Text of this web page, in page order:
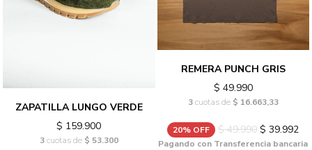
ZAPATILLA LUNGO VERDE
$ 159.900
3cuotas de $ 53.300
REMERA PUNCH GRIS
$ 49.990
3cuotas de $ 16.663,33
20% OFF $ 49.990 $ 39.992
Pagando con Transferencia bancaria